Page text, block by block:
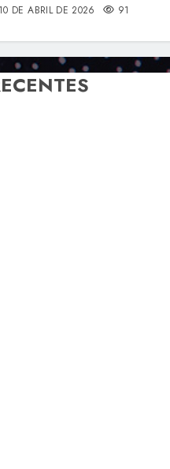
10 DE ABRIL DE 2026 91
CORES
EMBALAGENS COM UM
A IA VAI TRAZER
E MELHORAR SUA
INOVAÇÃO E ALTA
EM LOGÍSTICA REVERSA
AO MERCADO COM